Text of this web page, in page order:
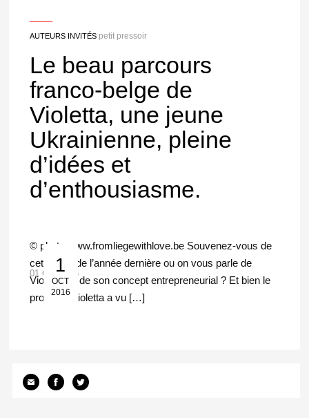
AUTEURS INVITÉS petit pressoir
Le beau parcours
franco-belge de
Violetta, une jeune
Ukrainienne, pleine
d’idées et
d’enthousiasme.
1
OCT
2016
01 Oct 2016
© photo www.fromliegewithlove.be Souvenez-vous de
cet article de l’année dernière ou on vous parle de
Violetta, et de son concept entrepreneurial ? Et bien le
projet de Violetta a vu […]